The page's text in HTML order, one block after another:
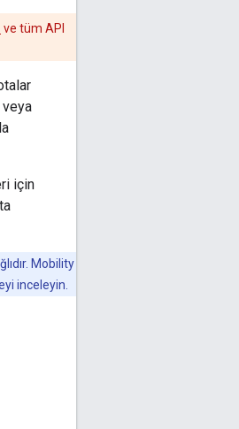
ve tüm API
veya
için
Mobility
inceleyin.